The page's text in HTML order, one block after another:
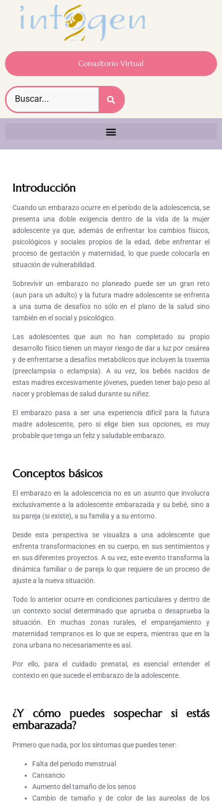
Consultorio Virtual
Introducción
Cuando un embarazo ocurre en el período de la adolescencia, se
presenta una doble exigencia dentro de la vida de la mujer
adolescente ya que, además de enfrentar los cambios físicos,
psicológicos y sociales propios de la edad, debe enfrentar el
proceso de gestación y maternidad, lo que puede colocarla en
situación de vulnerabilidad.
Sobrevivir un embarazo no planeado puede ser un gran reto
(aun para un adulto) y la futura madre adolescente se enfrenta
a una suma de desafíos no sólo en el plano de la salud sino
también en el social y psicológico.
Las adolescentes que aun no han completado su propio
desarrollo físico tienen un mayor riesgo de dar a luz por cesárea
y de enfrentarse a desafíos metabólicos que incluyen la toxemia
(preeclampsia o eclampsia). A su vez, los bebés nacidos de
estas madres excesivamente jóvenes, pueden tener bajo peso al
nacer y problemas de salud durante su niñez.
El embarazo pasa a ser una experiencia difícil para la futura
madre adolescente, pero si elige bien sus opciones, es muy
probable que tenga un feliz y saludable embarazo.
Conceptos básicos
El embarazo en la adolescencia no es un asunto que involucra
exclusivamente a la adolescente embarazada y su bebé, sino a
su pareja (si existe), a su familia y a su entorno.
Desde esta perspectiva se visualiza a una adolescente que
enfrenta transformaciones en su cuerpo, en sus sentimientos y
en sus diferentes proyectos. A su vez, este evento transforma la
dinámica familiar o de pareja lo que requiere de un proceso de
ajuste a la nueva situación.
Todo lo anterior ocurre en condiciones particulares y dentro de
un contexto social determinado que aprueba o desaprueba la
situación. En muchas zonas rurales, el emparejamiento y
maternidad tempranos es lo que se espera, mientras que en la
zona urbana no necesariamente es así.
Por ello, para el cuidado prenatal, es esencial entender el
contexto en que sucede el embarazo de la adolescente.
¿Y cómo puedes sospechar si estás
embarazada?
Primero que nada, por los síntomas que puedes tener:
Falta del periodo menstrual
Cansancio
Aumento del tamaño de los senos
Cambio de tamaño y de color de las aureolas de los